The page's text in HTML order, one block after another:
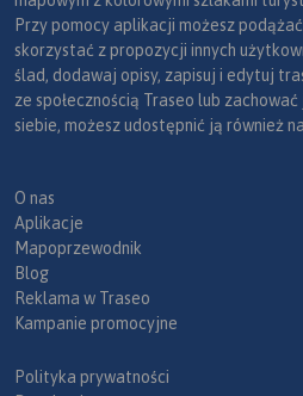
Przy pomocy aplikacji możesz
skorzystać z propozycji innych
ślad, dodawaj opisy, zapisuj i edytuj
ze społecznością Traseo lub
siebie, możesz udostępnić ją również
O nas
Aplikacje
Mapoprzewodnik
Blog
Reklama w Traseo
Kampanie promocyjne
Polityka prywatności